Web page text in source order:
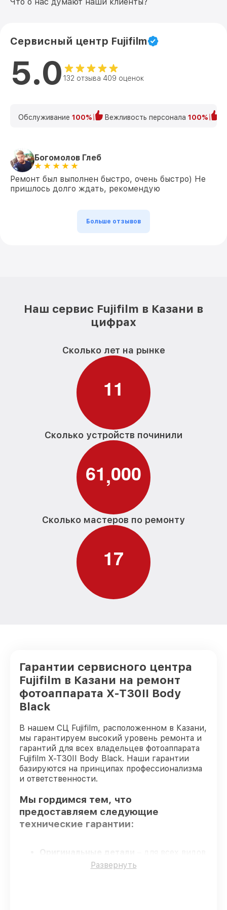
Сервисный центр Fujifilm
5.0 132 отзыва 409 оценок
Обслуживание 100% Вежливость персонала 100%
Богомолов Глеб
Ремонт был выполнен быстро, очень быстро) Не
пришлось долго ждать, рекомендую
Больше отзывов
Наш сервис Fujifilm в Казани в
цифрах
Сколько лет на рынке
11
Сколько устройств починили
61,000
Сколько мастеров по ремонту
17
Гарантии сервисного центра
Fujifilm в Казани на ремонт
фотоаппарата X-T30II Body
Black
В нашем СЦ Fujifilm, расположенном в Казани,
мы гарантируем высокий уровень ремонта и
гарантий для всех владельцев фотоаппарата
Fujifilm X-T30II Body Black. Наши гарантии
базируются на принципах профессионализма
и ответственности.
Мы гордимся тем, что
предоставляем следующие
технические гарантии:
Оригинальные детали
восстановления применяются
Развернуть